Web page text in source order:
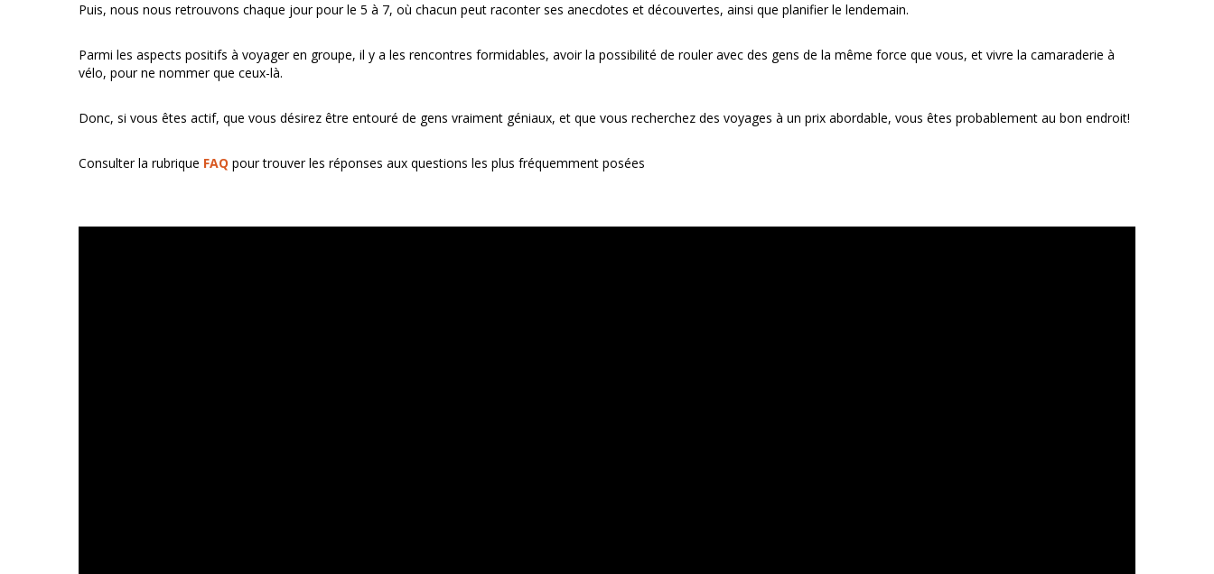
Puis, nous nous retrouvons chaque jour pour le 5 à 7, où chacun peut raconter ses anecdotes et découvertes, ainsi que planifier le lendemain.
Parmi les aspects positifs à voyager en groupe, il y a les rencontres formidables, avoir la possibilité de rouler avec des gens de la même force que vous, et vivre la camaraderie à
vélo, pour ne nommer que ceux-là.
Donc, si vous êtes actif, que vous désirez être entouré de gens vraiment géniaux, et que vous recherchez des voyages à un prix abordable, vous êtes probablement au bon endroit!
Consulter la rubrique FAQ pour trouver les réponses aux questions les plus fréquemment posées